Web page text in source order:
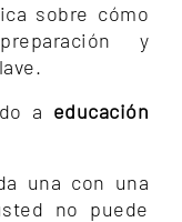
sobre cómo
y
a educación
una con una
no puede